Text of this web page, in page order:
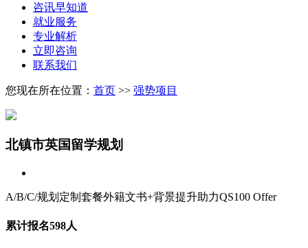
咨讯早知道
就业服务
专业解析
立即咨询
联系我们
您现在所在位置： 首页 >> 强势项目
北镇市英国留学规划
A/B/C/规划定制套餐外籍文书+背景提升助力QS100 Offer
累计报名598人